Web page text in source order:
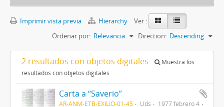
Imprimir vista previa Hierarchy
Ver :
Ordenar por: Relevancia Direction: Descending
2 resultados con objetos digitales
Muestra los
resultados con objetos digitales
Carta a “Saverio”
AR-ANM-ETB-EXILIO-01-45 Uds 1977 febrero 4